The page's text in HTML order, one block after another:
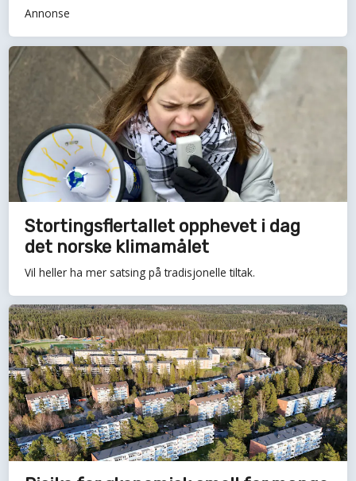
Annonse
Stortingsflertallet opphevet i dag
det norske klimamålet
Vil heller ha mer satsing på tradisjonelle tiltak.